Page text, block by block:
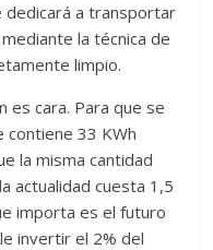
dedicará a transportar
la técnica de
limpio.
es cara. Para que se
contiene 33 KWh
la misma cantidad
actualidad cuesta 1,5
importa es el futuro
invertir el 2% del